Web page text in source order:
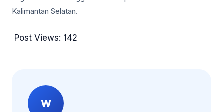
Kalimantan Selatan.
Post Views: 142
W